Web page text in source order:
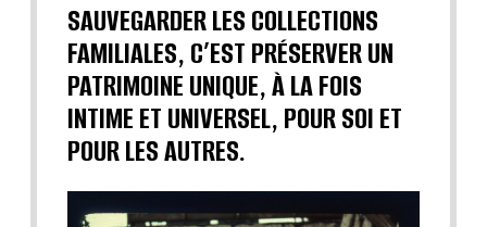
SAUVEGARDER LES COLLECTIONS
FAMILIALES, C’EST PRÉSERVER UN
PATRIMOINE UNIQUE, À LA FOIS
INTIME ET UNIVERSEL, POUR SOI ET
POUR LES AUTRES.